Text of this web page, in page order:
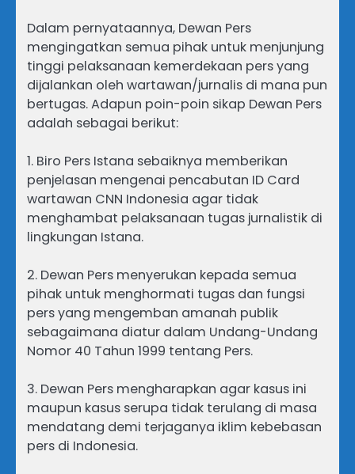
Dalam pernyataannya, Dewan Pers
mengingatkan semua pihak untuk menjunjung
tinggi pelaksanaan kemerdekaan pers yang
dijalankan oleh wartawan/jurnalis di mana pun
bertugas. Adapun poin-poin sikap Dewan Pers
adalah sebagai berikut:
1. Biro Pers Istana sebaiknya memberikan
penjelasan mengenai pencabutan ID Card
wartawan CNN Indonesia agar tidak
menghambat pelaksanaan tugas jurnalistik di
lingkungan Istana.
2. Dewan Pers menyerukan kepada semua
pihak untuk menghormati tugas dan fungsi
pers yang mengemban amanah publik
sebagaimana diatur dalam Undang-Undang
Nomor 40 Tahun 1999 tentang Pers.
3. Dewan Pers mengharapkan agar kasus ini
maupun kasus serupa tidak terulang di masa
mendatang demi terjaganya iklim kebebasan
pers di Indonesia.